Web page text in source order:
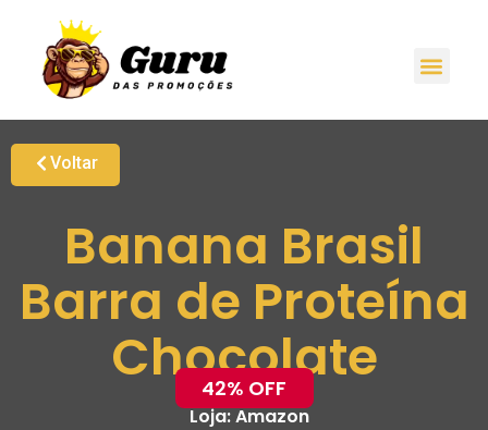
Voltar
Banana Brasil
Barra de Proteína
Chocolate
42% OFF
Loja:Amazon